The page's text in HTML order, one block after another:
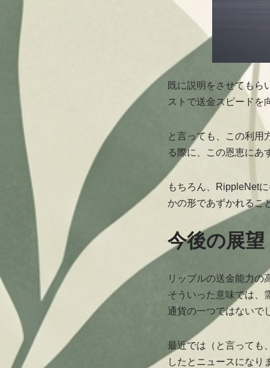
既に説明をさせてもら
ストで送金スピードを
と言っても、この利用
る際に、この恩恵にあ
もちろん、RippleNet
かの形であずかれるこ
今後の展望
リップルの送金能力の
そういった意味では、
通貨の一つではないで
最近では（と言っても
したとニュースになり